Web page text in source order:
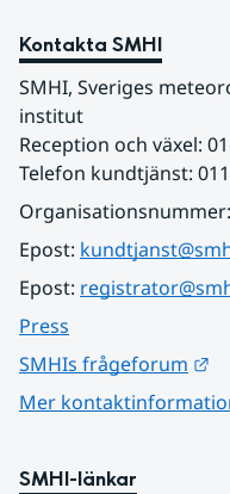
Kontakta SMHI
SMHI, Sveriges
institut
Reception och växel:
Telefon kundtjänst:
Epost:
Epost:
Press
SMHIs frågeforum
Mer
SMHI-länkar